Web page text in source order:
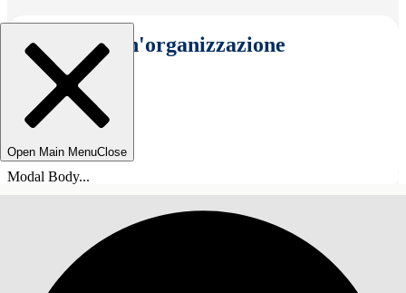
Seleziona un'organizzazione
Open Main MenuClose
Modal Body...